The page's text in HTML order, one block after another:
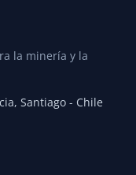
la minería y la
Santiago - Chile